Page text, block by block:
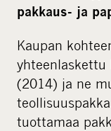
pakkaus- ja
Kaupan
(2014) ja ne
tuottamaa